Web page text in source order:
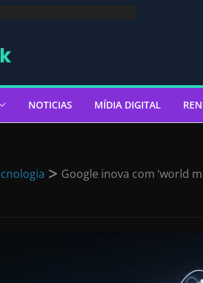
NOTICIAS MÍDIA DIGITAL
Google inova com ‘world